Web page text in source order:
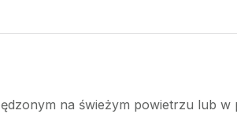
na świeżym powietrzu lub